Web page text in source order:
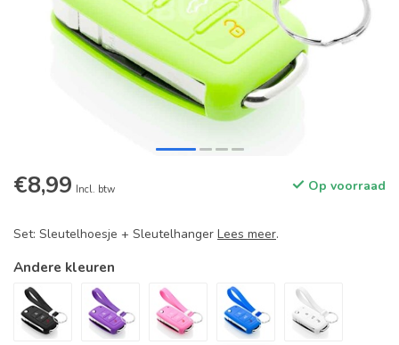
€8,99 Incl. btw Op voorraad
Set: Sleutelhoesje + Sleutelhanger Lees meer.
Andere kleuren